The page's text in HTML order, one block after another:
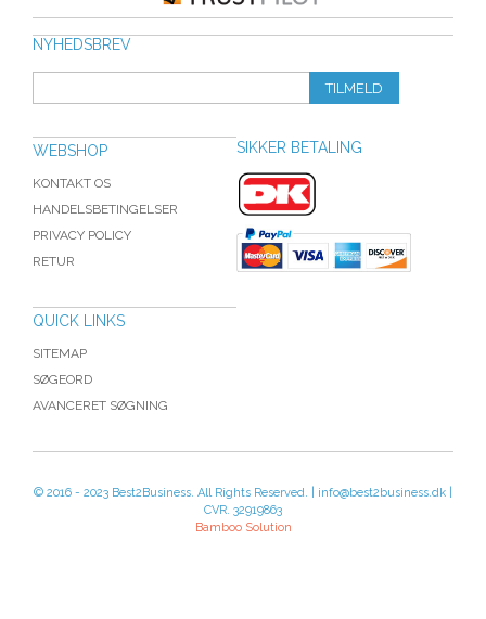
NYHEDSBREV
TILMELD
WEBSHOP
KONTAKT OS
HANDELSBETINGELSER
PRIVACY POLICY
RETUR
QUICK LINKS
SITEMAP
SØGEORD
AVANCERET SØGNING
SIKKER BETALING
© 2016 - 2023 Best2Business. All Rights Reserved. | info@best2business.dk |
CVR. 32919863
Bamboo Solution